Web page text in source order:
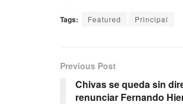
Tags: Featured Principal
Previous Post
Chivas se queda sin
renunciar Fernando